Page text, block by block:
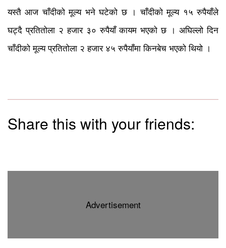
यस्तै आज चाँदीको मूल्य भने घटेको छ । चाँदीको मूल्य १५ रुपैयाँले
घट्दै प्रतितोला २ हजार ३० रुपैयाँ कायम भएको छ । अघिल्लो दिन
चाँदीको मूल्य प्रतितोला २ हजार ४५ रुपैयाँमा किनबेच भएको थियो ।
Share this with your friends:
Advertisement